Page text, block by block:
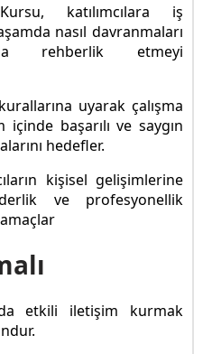
katılımcılara iş
nasıl davranmaları
rehberlik etmeyi
uyarak çalışma
başarılı ve saygın
hedefler.
kişisel gelişimlerine
ve profesyonellik
etkili iletişim kurmak